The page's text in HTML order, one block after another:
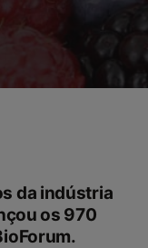
da indústria
os 970